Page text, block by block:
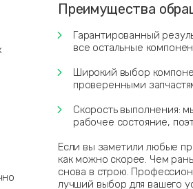
Преимущества
Гарантированный
все остальные
Широкий выбор
проверенными
Скорость выполнения:
рабочее состояние,
Если вы заметили любые
как можно скорее. Чем
снова в строю.
лучший выбор для вашего